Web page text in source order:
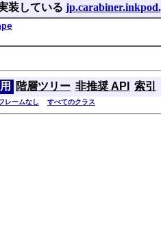
装している
階層ツリー 非推奨 API 索引
レームなし すべてのクラス